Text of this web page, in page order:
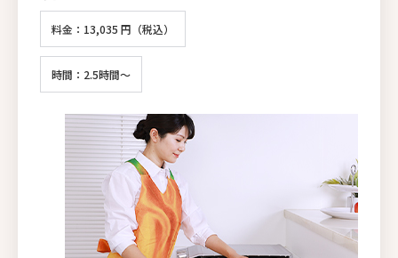
料金：13,035 円（税込）
時間：2.5時間～